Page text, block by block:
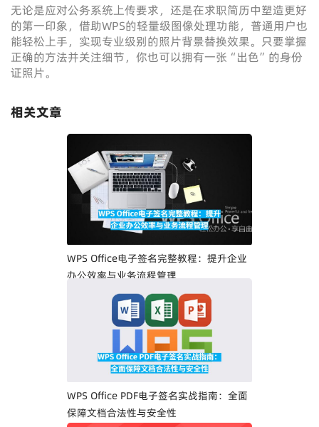
无论是应对公务系统上传要求，还是在求职简历中塑造更好
的第一印象，借助WPS的轻量级图像处理功能，普通用户也
能轻松上手，实现专业级别的照片背景替换效果。只要掌握
正确的方法并关注细节，你也可以拥有一张“出色”的身份
证照片。
相关文章
WPS Office电子签名完整教程：提升企业
办公效率与业务流程管理
WPS Office PDF电子签名实战指南：全面
保障文档合法性与安全性